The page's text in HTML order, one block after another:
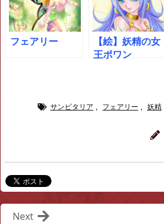
フェアリー
【絵】妖精の女
王ポワン
サンビタリア , フェアリー , 妖精
Next